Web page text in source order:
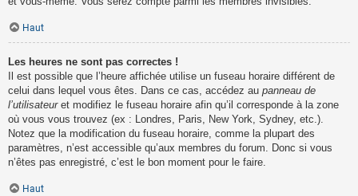
Haut
Les heures ne sont pas correctes !
Il est possible que l’heure affichée utilise un fuseau horaire différent de
celui dans lequel vous êtes. Dans ce cas, accédez au panneau de
l’utilisateuret modifiez le fuseau horaire afin qu’il corresponde à la zone
où vous vous trouvez (ex : Londres, Paris, New York, Sydney, etc.).
Notez que la modification du fuseau horaire, comme la plupart des
paramètres, n’est accessible qu’aux membres du forum. Donc si vous
n’êtes pas enregistré, c’est le bon moment pour le faire.
Haut